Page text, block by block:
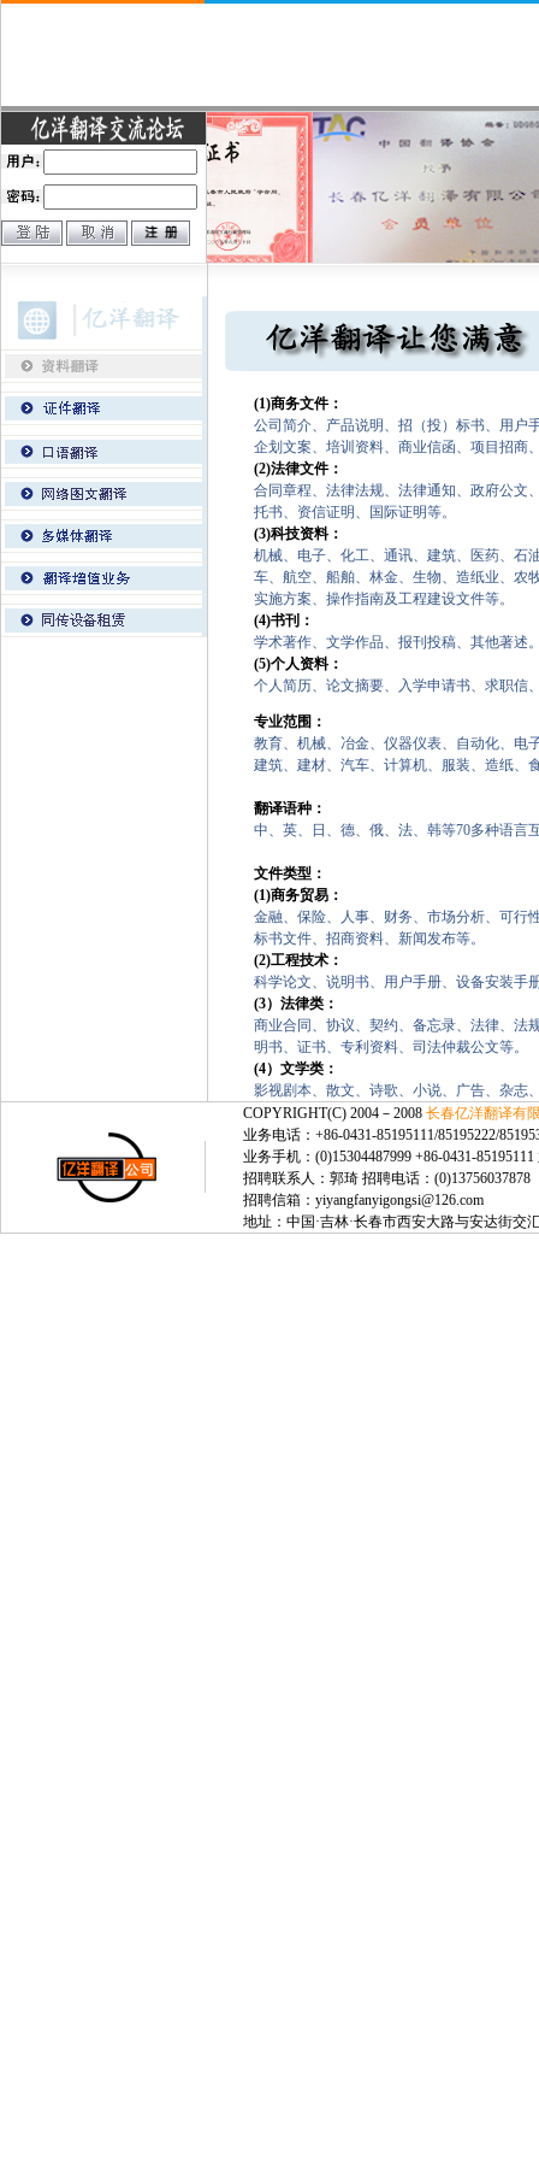
(1)商务文件：
公司简介、产品说明、招（投）标书、用户
企划文案、培训资料、商业信函、项目招商
(2)法律文件：
合同章程、法律法规、法律通知、政府公文
托书、资信证明、国际证明等。
(3)科技资料：
机械、电子、化工、通讯、建筑、医药、石
车、航空、船舶、林金、生物、造纸业、农
实施方案、操作指南及工程建设文件等。
(4)书刊：
学术著作、文学作品、报刊投稿、其他著述
(5)个人资料：
个人简历、论文摘要、入学申请书、求职信
专业范围：
教育、机械、冶金、仪器仪表、自动化、电
建筑、建材、汽车、计算机、服装、造纸、
翻译语种：
中、英、日、德、俄、法、韩等70多种语言
文件类型：
(1)商务贸易：
金融、保险、人事、财务、市场分析、可行
标书文件、招商资料、新闻发布等。
(2)工程技术：
科学论文、说明书、用户手册、设备安装手
(3）法律类：
商业合同、协议、契约、备忘录、法律、法
明书、证书、专利资料、司法仲裁公文等。
(4）文学类：
影视剧本、散文、诗歌、小说、广告、杂志
COPYRIGHT(C) 2004－2008 长春亿洋翻译有
业务电话：+86-0431-85195111/85195222/
业务手机：(0)15304487999 +86-0431-
招聘联系人：郭琦 招聘电话：(0)13756037878
招聘信箱：yiyangfanyigongsi@126.com
地址：中国·吉林·长春市西安大路与安达街交